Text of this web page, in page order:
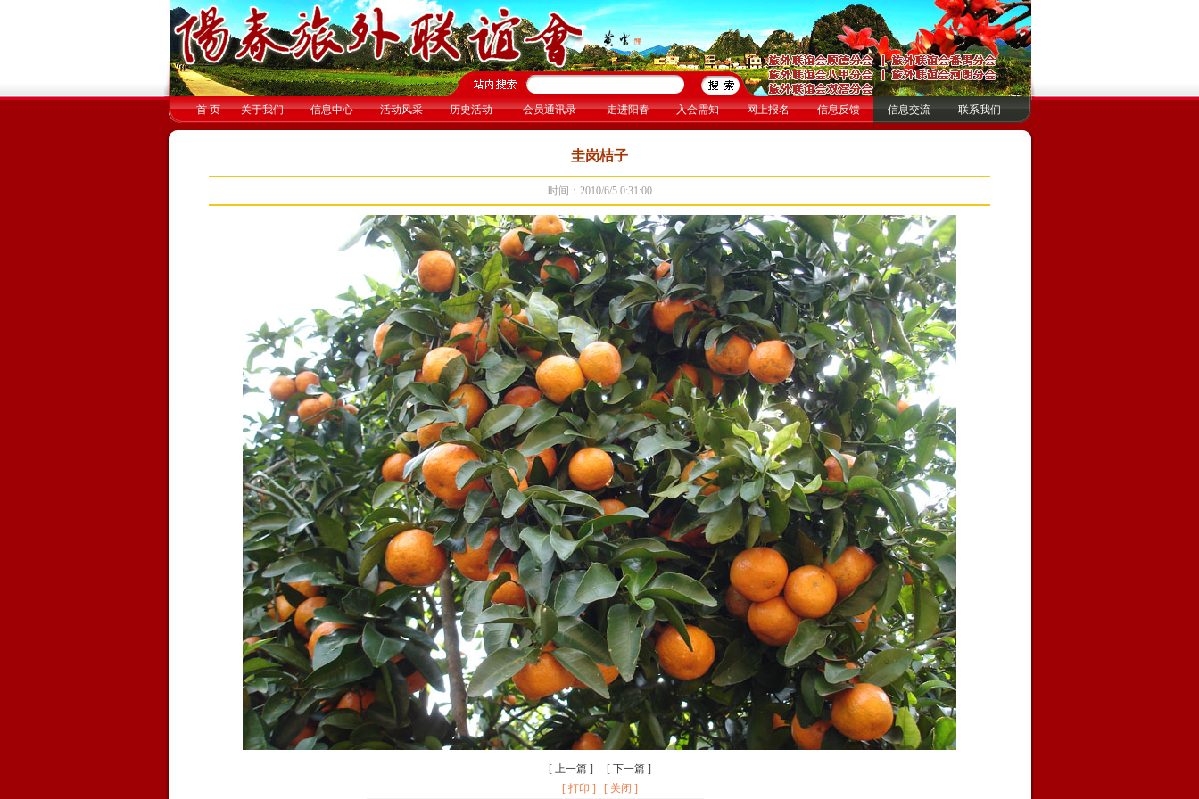
首 页 关于我们 信息中心 活动风采 历史活动 会员通讯录 走进阳春 入会需知 网上报名 信息反馈 信息交流 联系我们
圭岗桔子
时间：2010/6/5 0:31:00
[ 上一篇] [ 下一篇]
[ 打印 ]
[ 关闭 ]